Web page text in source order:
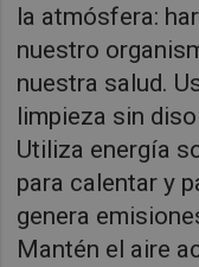
la atmósfera:
nuestro
nuestra salud.
limpieza sin
Utiliza energía
para calentar y
genera
Mantén el aire